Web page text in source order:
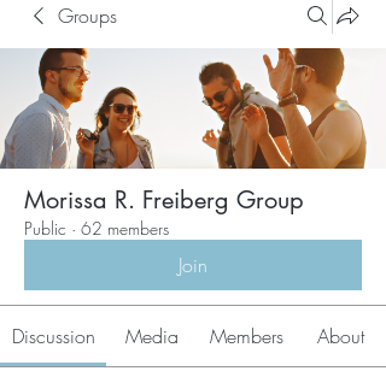
Groups
Morissa R. Freiberg Group
Public · 62 members
Join
Discussion Media Members About